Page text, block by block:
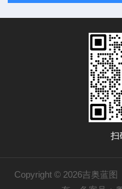
扫
Copyright © 2026吉奥蓝图